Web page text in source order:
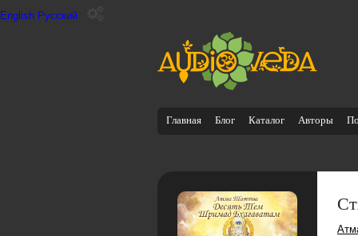
English Русский
Главная Блог Каталог Авторы